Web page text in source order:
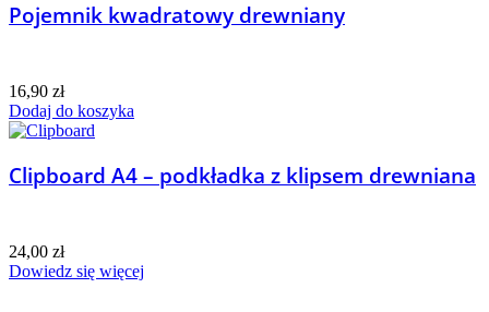
Pojemnik kwadratowy drewniany
16,90 zł
Dodaj do koszyka
Clipboard A4 – podkładka z klipsem drewniana
24,00 zł
Dowiedz się więcej